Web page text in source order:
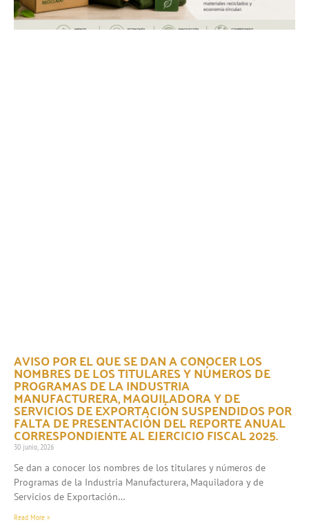
AVISO POR EL QUE SE DAN A CONOCER LOS
NOMBRES DE LOS TITULARES Y NÚMEROS DE
PROGRAMAS DE LA INDUSTRIA
MANUFACTURERA, MAQUILADORA Y DE
SERVICIOS DE EXPORTACIÓN SUSPENDIDOS POR
FALTA DE PRESENTACIÓN DEL REPORTE ANUAL
CORRESPONDIENTE AL EJERCICIO FISCAL 2025.
30 junio, 2026
Se dan a conocer los nombres de los titulares y números de
Programas de la Industria Manufacturera, Maquiladora y de
Servicios de Exportación…
Read More »